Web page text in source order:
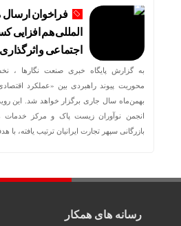
فراخوان ارسال
المللی هم افزایی
اجتماعی و
به گزارش پایگاه خبری صنعت نگارها ،
بهمن‌ماه سال جاری برگزار خواهد شد. این
انجمن نوآوران زیست پاک و مرکز خدمات
بازرگانی سپهر تجارت ایرانیان ترتیب یافته،
رسانه های همکار